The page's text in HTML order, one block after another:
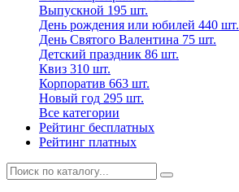
Выпускной 195 шт.
День рождения или юбилей 440 шт.
День Святого Валентина 75 шт.
Детский праздник 86 шт.
Квиз 310 шт.
Корпоратив 663 шт.
Новый год 295 шт.
Все категории
Рейтинг бесплатных
Рейтинг платных